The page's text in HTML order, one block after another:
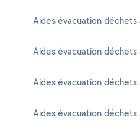
Aides évacuation déchets
Aides évacuation déchets
Aides évacuation
Aides évacuation déchets